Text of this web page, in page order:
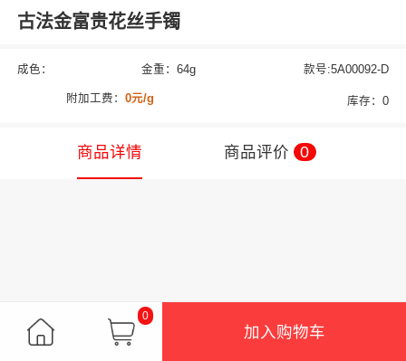
古法金富贵花丝手镯
成色： 金重：64g 款号:5A00092-D
附加工费： 0元/g 库存：0
商品详情 商品评价 0
加入购物车
0